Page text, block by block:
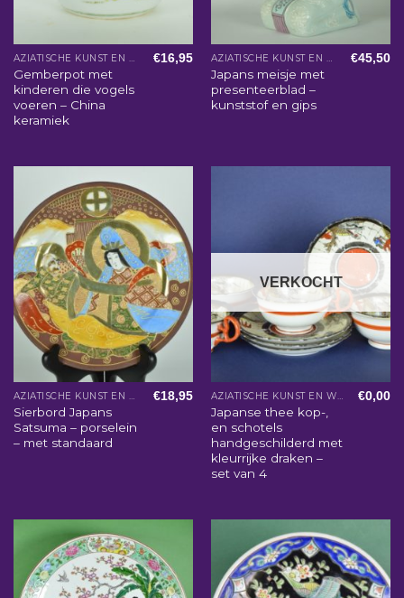
AZIATISCHE KUNST EN WOONACCESSOIRES
Gemberpot met
kinderen die vogels
voeren – China
keramiek
€16,95 AZIATISCHE KUNST EN WOONACCESSOIRES
Japans meisje met
presenteerblad –
kunststof en gips
€45,50
AZIATISCHE KUNST EN WOONACCESSOIRES
Sierbord Japans
Satsuma – porselein
– met standaard
€18,95
VERKOCHT
AZIATISCHE KUNST EN WOONACCESSOIRES
Japanse thee kop-,
en schotels
handgeschilderd met
kleurrijke draken –
set van 4
€0,00